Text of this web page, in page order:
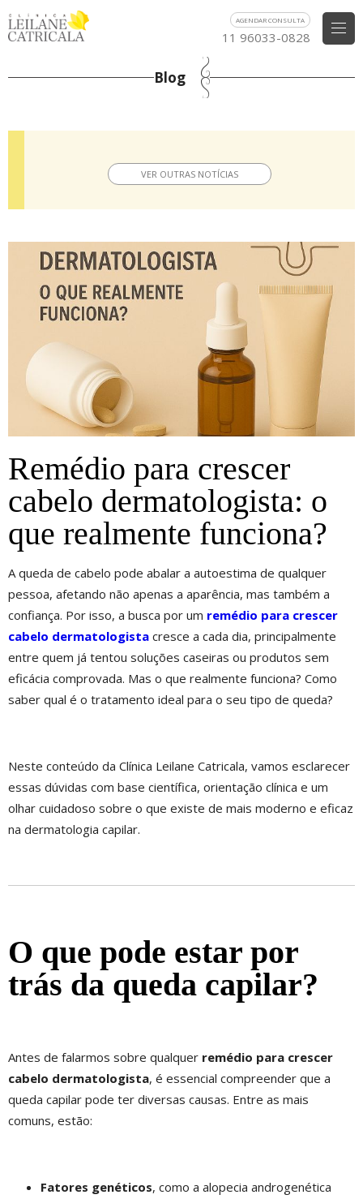
AGENDAR CONSULTA
11 96033-0828
Blog
VER OUTRAS NOTÍCIAS
Remédio para crescer
cabelo dermatologista: o
que realmente funciona?
A queda de cabelo pode abalar a autoestima de qualquer
pessoa, afetando não apenas a aparência, mas também a
confiança. Por isso, a busca por um remédio para crescer
cabelo dermatologista cresce a cada dia, principalmente
entre quem já tentou soluções caseiras ou produtos sem
eficácia comprovada. Mas o que realmente funciona? Como
saber qual é o tratamento ideal para o seu tipo de queda?
Neste conteúdo da Clínica Leilane Catricala, vamos esclarecer
essas dúvidas com base científica, orientação clínica e um
olhar cuidadoso sobre o que existe de mais moderno e eficaz
na dermatologia capilar.
O que pode estar por
trás da queda capilar?
Antes de falarmos sobre qualquer remédio para crescer
cabelo dermatologista, é essencial compreender que a
queda capilar pode ter diversas causas. Entre as mais
comuns, estão:
Fatores genéticos, como a alopecia androgenética